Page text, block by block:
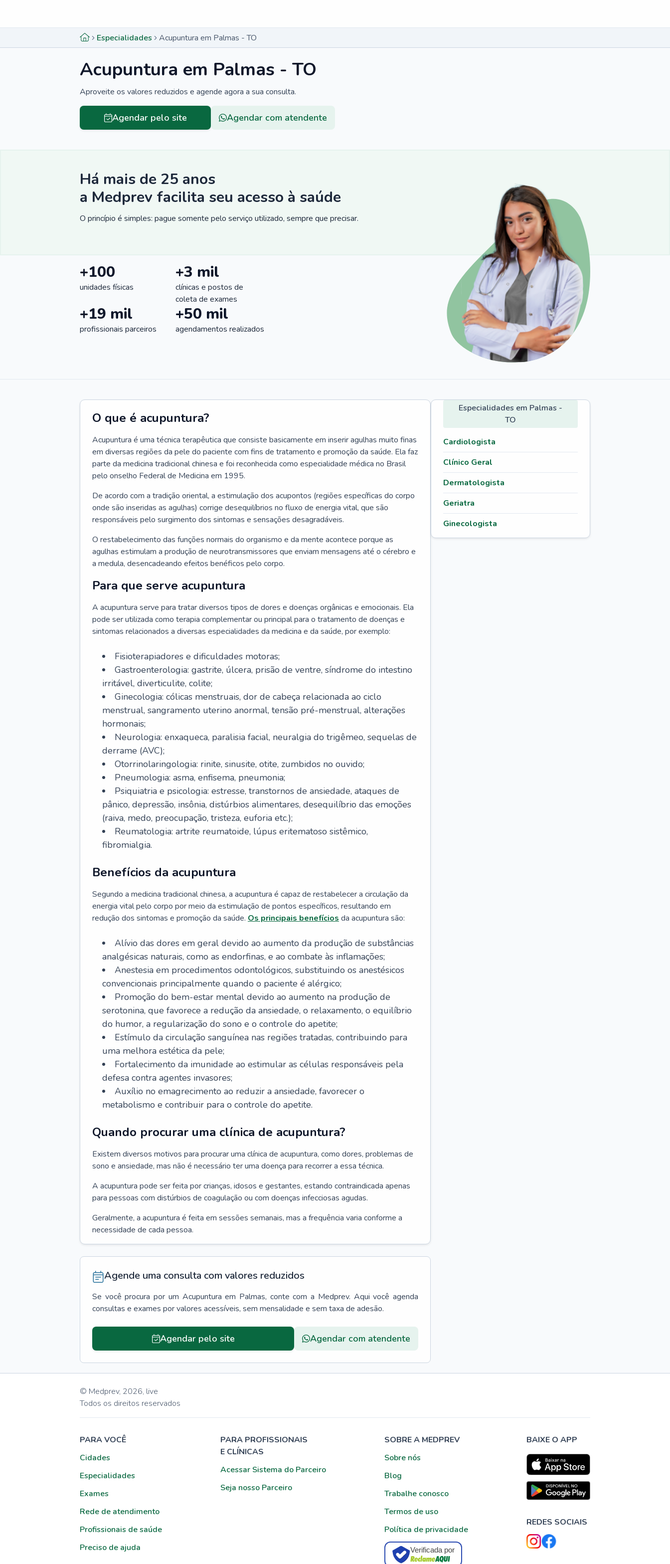
Especialidades Acupuntura em Palmas - TO
Acupuntura em Palmas - TO
Aproveite os valores reduzidos e agende agora a sua consulta.
Agendar pelo site Agendar com atendente
Há mais de 25 anos
a Medprev facilita seu acesso à saúde
O princípio é simples: pague somente pelo serviço utilizado, sempre que precisar.
+100
unidades físicas
+3 mil
clínicas e postos de
coleta de exames
+19 mil
profissionais parceiros
+50 mil
agendamentos realizados
O que é acupuntura?
Acupuntura é uma técnica terapêutica que consiste basicamente em inserir agulhas muito finas
em diversas regiões da pele do paciente com fins de tratamento e promoção da saúde. Ela faz
parte da medicina tradicional chinesa e foi reconhecida como especialidade médica no Brasil
pelo onselho Federal de Medicina em 1995.
De acordo com a tradição oriental, a estimulação dos acupontos (regiões específicas do corpo
onde são inseridas as agulhas) corrige desequilíbrios no fluxo de energia vital, que são
responsáveis pelo surgimento dos sintomas e sensações desagradáveis.
O restabelecimento das funções normais do organismo e da mente acontece porque as
agulhas estimulam a produção de neurotransmissores que enviam mensagens até o cérebro e
a medula, desencadeando efeitos benéficos pelo corpo.
Para que serve acupuntura
A acupuntura serve para tratar diversos tipos de dores e doenças orgânicas e emocionais. Ela
pode ser utilizada como terapia complementar ou principal para o tratamento de doenças e
sintomas relacionados a diversas especialidades da medicina e da saúde, por exemplo:
Fisioterapiadores e dificuldades motoras;
Gastroenterologia: gastrite, úlcera, prisão de ventre, síndrome do intestino
irritável, diverticulite, colite;
Ginecologia: cólicas menstruais, dor de cabeça relacionada ao ciclo
menstrual, sangramento uterino anormal, tensão pré-menstrual, alterações
hormonais;
Neurologia: enxaqueca, paralisia facial, neuralgia do trigêmeo, sequelas de
derrame (AVC);
Otorrinolaringologia: rinite, sinusite, otite, zumbidos no ouvido;
Pneumologia: asma, enfisema, pneumonia;
Psiquiatria e psicologia: estresse, transtornos de ansiedade, ataques de
pânico, depressão, insônia, distúrbios alimentares, desequilíbrio das emoções
(raiva, medo, preocupação, tristeza, euforia etc.);
Reumatologia: artrite reumatoide, lúpus eritematoso sistêmico,
fibromialgia.
Benefícios da acupuntura
Segundo a medicina tradicional chinesa, a acupuntura é capaz de restabelecer a circulação da
energia vital pelo corpo por meio da estimulação de pontos específicos, resultando em
redução dos sintomas e promoção da saúde. Os principais benefícios da acupuntura são:
Alívio das dores em geral devido ao aumento da produção de substâncias
analgésicas naturais, como as endorfinas, e ao combate às inflamações;
Anestesia em procedimentos odontológicos, substituindo os anestésicos
convencionais principalmente quando o paciente é alérgico;
Promoção do bem-estar mental devido ao aumento na produção de
serotonina, que favorece a redução da ansiedade, o relaxamento, o equilíbrio
do humor, a regularização do sono e o controle do apetite;
Estímulo da circulação sanguínea nas regiões tratadas, contribuindo para
uma melhora estética da pele;
Fortalecimento da imunidade ao estimular as células responsáveis pela
defesa contra agentes invasores;
Auxílio no emagrecimento ao reduzir a ansiedade, favorecer o
metabolismo e contribuir para o controle do apetite.
Quando procurar uma clínica de acupuntura?
Existem diversos motivos para procurar uma clínica de acupuntura, como dores, problemas de
sono e ansiedade, mas não é necessário ter uma doença para recorrer a essa técnica.
A acupuntura pode ser feita por crianças, idosos e gestantes, estando contraindicada apenas
para pessoas com distúrbios de coagulação ou com doenças infecciosas agudas.
Geralmente, a acupuntura é feita em sessões semanais, mas a frequência varia conforme a
necessidade de cada pessoa.
Agende uma consulta com valores reduzidos
Se você procura por um Acupuntura em Palmas, conte com a Medprev. Aqui você agenda
consultas e exames por valores acessíveis, sem mensalidade e sem taxa de adesão.
Agendar pelo site Agendar com atendente
Especialidades em Palmas -
TO
Cardiologista
Clínico Geral
Dermatologista
Geriatra
Ginecologista
© Medprev, 2026, live
Todos os direitos reservados
PARA VOCÊ
Cidades
Especialidades
Exames
Rede de atendimento
Profissionais de saúde
Preciso de ajuda
PARA PROFISSIONAIS
E CLÍNICAS
Acessar Sistema do Parceiro
Seja nosso Parceiro
SOBRE A MEDPREV
Sobre nós
Blog
Trabalhe conosco
Termos de uso
Política de privacidade
Verificada por
BAIXE O APP
REDES SOCIAIS